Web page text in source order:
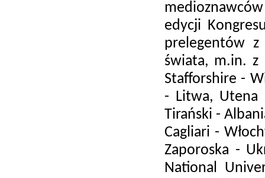
edycji
prelegentów
świata, m.in. z
Stafforshire -
- Litwa, Utena
Tirański -
Cagliari -
Zaporoska -
National